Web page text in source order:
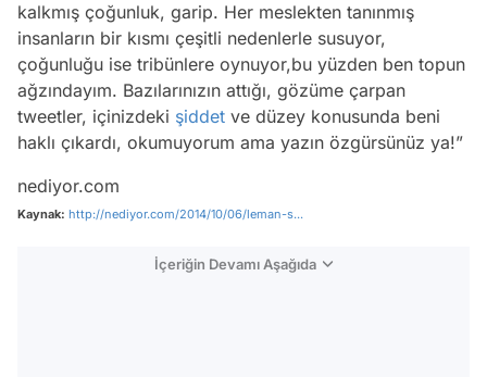
kalkmış çoğunluk, garip. Her meslekten tanınmış
insanların bir kısmı çeşitli nedenlerle susuyor,
çoğunluğu ise tribünlere oynuyor,bu yüzden ben topun
ağzındayım. Bazılarınızın attığı, gözüme çarpan
tweetler, içinizdeki şiddet ve düzey konusunda beni
haklı çıkardı, okumuyorum ama yazın özgürsünüz ya!”
nediyor.com
Kaynak: http://nediyor.com/2014/10/06/leman-s...
İçeriğin Devamı Aşağıda